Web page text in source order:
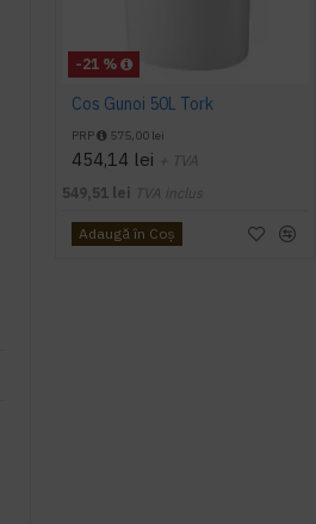
-21 %
Cos Gunoi 50L Tork
PRP 575,00 lei
454,14 lei + TVA
549,51 lei TVA inclus
Adaugă în Coş